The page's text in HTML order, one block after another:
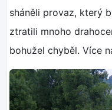
sháněli provaz, který
ztratili mnoho
bohužel chyběl. Více